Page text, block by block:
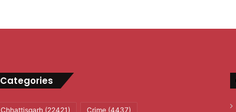
Categories
Chhattisgarh(22421) Crime(4437)